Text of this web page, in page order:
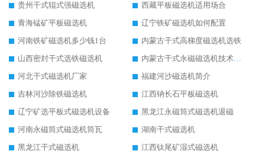
贵州干式辊式强磁选机
西藏平板磁选机适用场合
青海锰矿平板磁选机
辽宁铁矿磁选机如何配置
河南铁矿磁选机多少钱1台
内蒙古干式高梯度磁选机选铁
山西密封干式选铁磁选机
内蒙古干式永磁磁选机技术要求
河北干式磁选机厂家
福建河沙磁选机简介
吉林河沙除铁磁选机
江西钠长石平板磁选机
辽宁矿选平板式磁选机设备
黑龙江永磁筒式磁选机退磁
河南永磁筒式磁选机筒瓦
湖南干式磁选机
黑龙江干式磁选机
江西钛尾矿湿式磁选机